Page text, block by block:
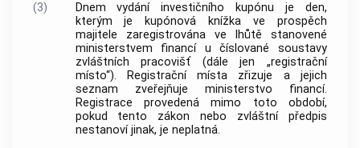
(3)
Dnem vydání investičního kupónu je den,
kterým je kupónová knížka ve prospěch
majitele zaregistrována ve lhůtě stanovené
ministerstvem financí u číslované soustavy
zvláštních pracovišť (dále jen „registrační
místo“). Registrační místa zřizuje a jejich
seznam zveřejňuje ministerstvo financí.
Registrace provedená mimo toto období,
pokud tento zákon nebo zvláštní předpis
nestanoví jinak, je neplatná.